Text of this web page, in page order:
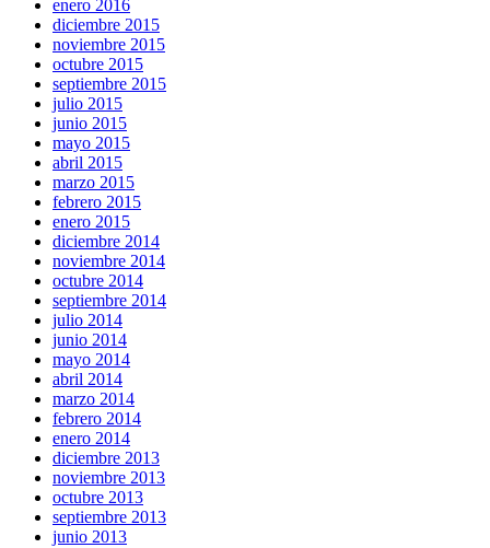
enero 2016
diciembre 2015
noviembre 2015
octubre 2015
septiembre 2015
julio 2015
junio 2015
mayo 2015
abril 2015
marzo 2015
febrero 2015
enero 2015
diciembre 2014
noviembre 2014
octubre 2014
septiembre 2014
julio 2014
junio 2014
mayo 2014
abril 2014
marzo 2014
febrero 2014
enero 2014
diciembre 2013
noviembre 2013
octubre 2013
septiembre 2013
junio 2013